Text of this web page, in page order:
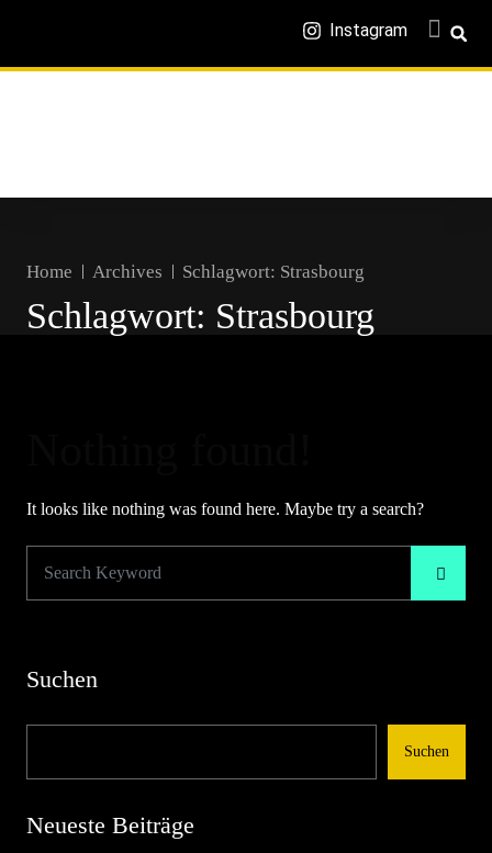
Instagram
Home Archives Schlagwort: Strasbourg
Schlagwort: Strasbourg
It looks like nothing was found here. Maybe try a search?
Suchen
Suchen
Neueste Beiträge